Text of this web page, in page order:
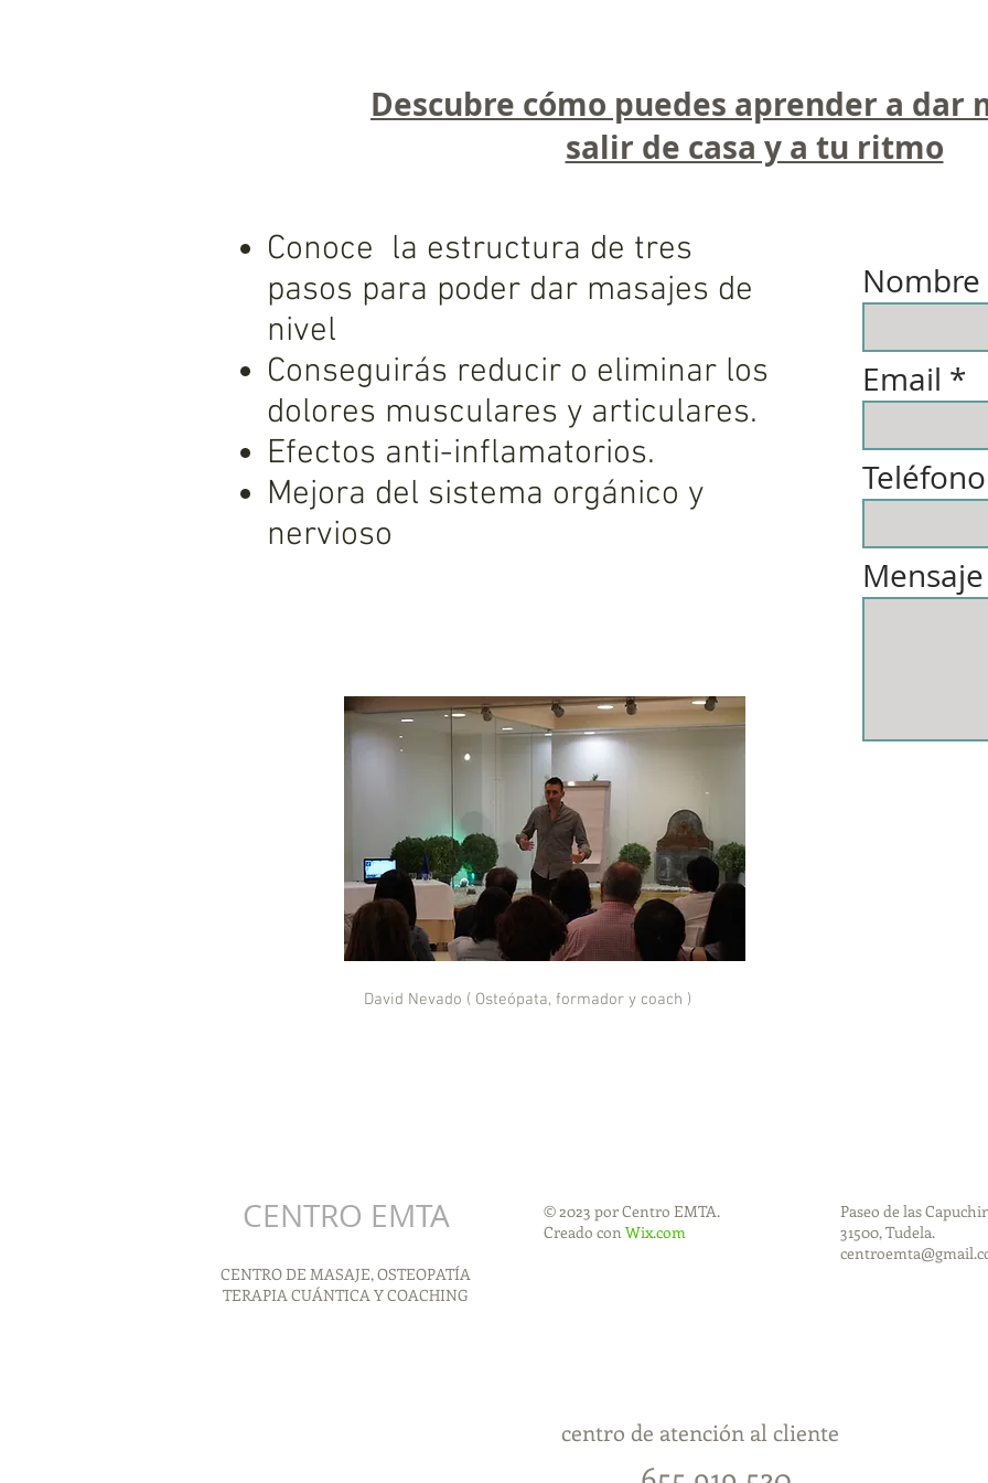
Descubre cómo puedes aprender a dar
salir de casa y a tu ritmo
Nombre
Email
Teléfono
Mensaje
Conoce la estructura de tres
pasos para poder dar masajes de
nivel
Conseguirás reducir o eliminar los
dolores musculares y articulares.
Efectos anti-inflamatorios.
Mejora del sistema orgánico y
nervioso
David Nevado ( Osteópata, formador y coach )
CENTRO EMTA
© 2023 por Centro EMTA.
Creado conWix.com
Paseo de las
31500, Tudela.
CENTRO DE MASAJE, OSTEOPATÍA
TERAPIA CUÁNTICA Y COACHING
centro de atención al cliente